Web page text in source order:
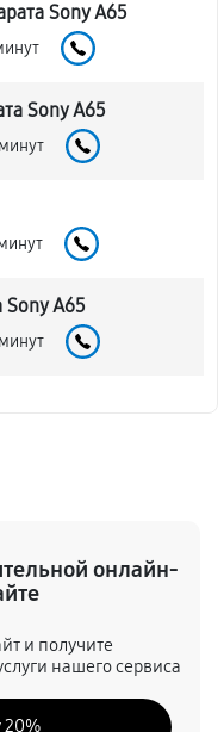
Sony A65
Sony A65
Sony A65
онлайн-
и получите
нашего сервиса
20%